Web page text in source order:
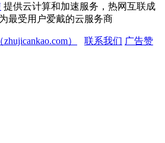
提供云计算和加速服务，热网互联成
最受用户爱戴的云服务商
） 联系我们 广告赞